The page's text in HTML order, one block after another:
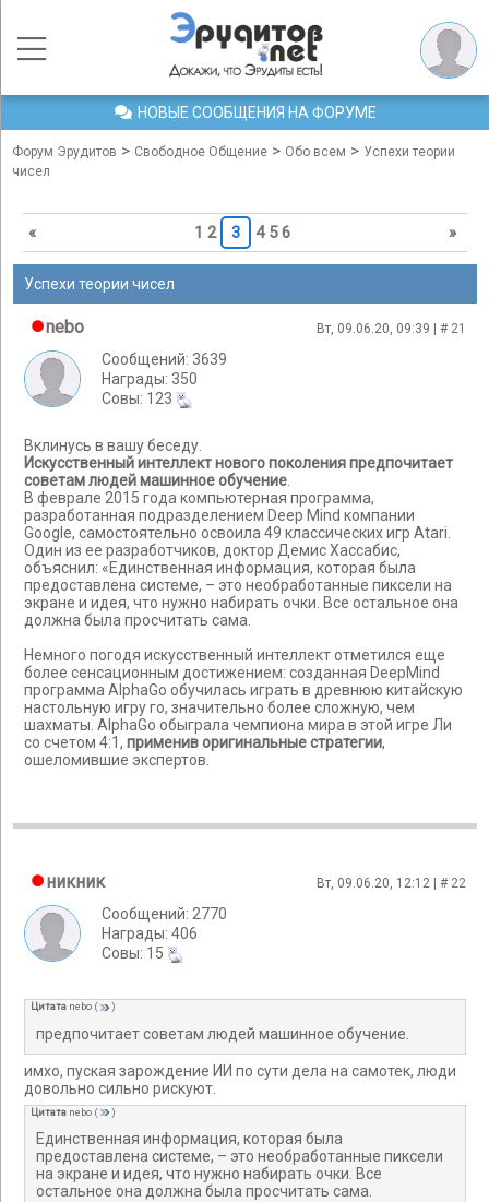
НОВЫЕ СООБЩЕНИЯ НА ФОРУМЕ
Форум Эрудитов > Свободное Общение > Обо всем > Успехи теории
чисел
« 1 2 3 4 5 6 »
Успехи теории чисел
nebo Вт, 09.06.20, 09:39 | # 21
Сообщений: 3639
Награды: 350
Cовы: 123
Вклинусь в вашу беседу.
Искусственный интеллект нового поколения предпочитает
советам людей машинное обучение.
В феврале 2015 года компьютерная программа,
разработанная подразделением Deep Mind компании
Google, самостоятельно освоила 49 классических игр Atari.
Один из ее разработчиков, доктор Демис Хассабис,
объяснил: «Единственная информация, которая была
предоставлена системе, – это необработанные пиксели на
экране и идея, что нужно набирать очки. Все остальное она
должна была просчитать сама.
Немного погодя искусственный интеллект отметился еще
более сенсационным достижением: созданная DeepMind
программа AlphaGo обучилась играть в древнюю китайскую
настольную игру го, значительно более сложную, чем
шахматы. AlphaGo обыграла чемпиона мира в этой игре Ли
со счетом 4:1, применив оригинальные стратегии,
ошеломившие экспертов.
никник Вт, 09.06.20, 12:12 | # 22
Сообщений: 2770
Награды: 406
Cовы: 15
Цитата nebo ( )
предпочитает советам людей машинное обучение.
имхо, пуская зарождение ИИ по сути дела на самотек, люди
довольно сильно рискуют.
Цитата nebo ( )
Единственная информация, которая была
предоставлена системе, – это необработанные пиксели
на экране и идея, что нужно набирать очки. Все
остальное она должна была просчитать сама.